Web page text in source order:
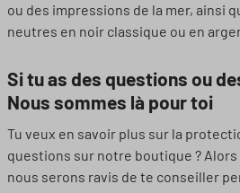
ou des impressions de la mer, ainsi
neutres en noir classique ou en
Si tu as des questions ou
Nous sommes là pour toi
Tu veux en savoir plus sur la
questions sur notre boutique ?
nous serons ravis de te conseiller